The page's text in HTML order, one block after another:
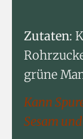
Zutaten:
grüne
Kann
Sesam